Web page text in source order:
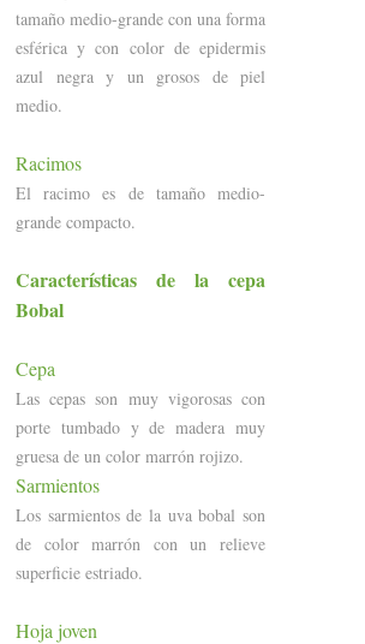
tamaño medio-grande con una forma
esférica y con color de epidermis
azul negra y un grosos de piel
medio.
Racimos
El racimo es de tamaño medio-
grande compacto.
Características de la cepa
Bobal
Cepa
Las cepas son muy vigorosas con
porte tumbado y de madera muy
gruesa de un color marrón rojizo.
Sarmientos
Los sarmientos de la uva bobal son
de color marrón con un relieve
superficie estriado.
Hoja joven